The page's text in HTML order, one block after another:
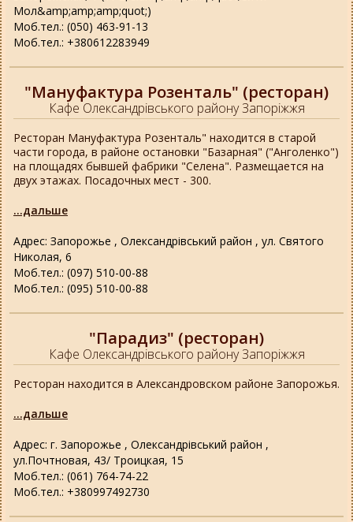
Мол&amp;amp;amp;quot;)
Моб.тел.: (050) 463-91-13
Моб.тел.: +380612283949
"Мануфактура Розенталь" (ресторан)
Кафе Олександрівського району Запоріжжя
Адрес: Запорожье , Олександрівський район , ул. Святого
Николая, 6
Моб.тел.: (097) 510-00-88
Моб.тел.: (095) 510-00-88
Ресторан Мануфактура Розенталь" находится в старой
части города, в районе остановки "Базарная" ("Анголенко")
на площадях бывшей фабрики "Селена". Размещается на
двух этажах. Посадочных мест - 300.
...дальше
"Парадиз" (ресторан)
Кафе Олександрівського району Запоріжжя
Адрес: г. Запорожье , Олександрівський район ,
ул.Почтновая, 43/ Троицкая, 15
Моб.тел.: (061) 764-74-22
Моб.тел.: +380997492730
Ресторан находится в Александровском районе Запорожья.
...дальше